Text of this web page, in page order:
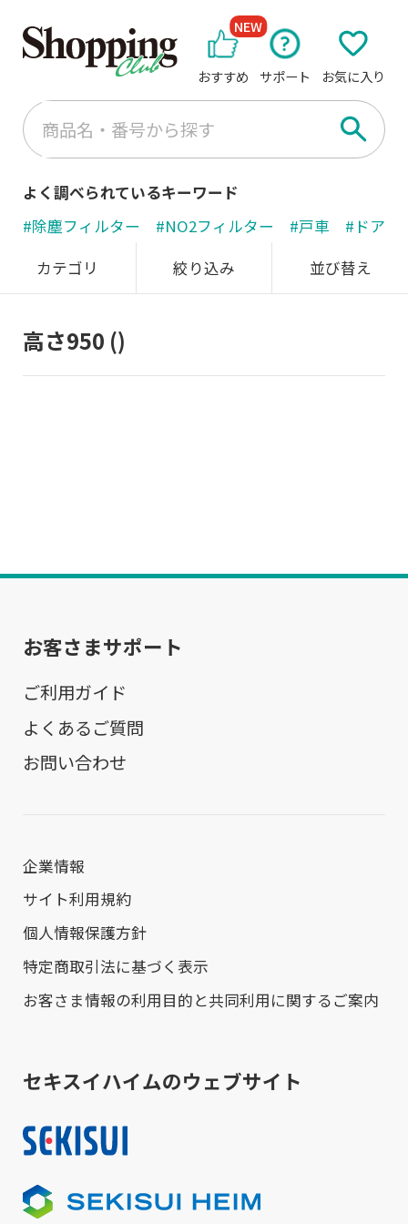
おすすめ
NEW
サポート お気に入り
よく調べられているキーワード
#除塵フィルター
#NO2フィルター #戸車
#ドアノ
カテゴリ
絞り込み 並び替え
高さ950 ()
お客さまサポート
ご利用ガイド
よくあるご質問
お問い合わせ
企業情報
サイト利用規約
個人情報保護方針
特定商取引法に基づく表示
お客さま情報の利用目的と共同利用に関するご案内
セキスイハイムのウェブサイト